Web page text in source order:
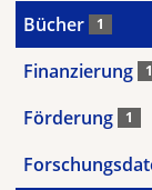
Bücher 1
Finanzierung 1
Förderung 1